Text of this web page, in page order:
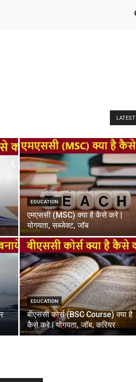
LATEST
EDUCATION
एमएससी (MSC) क्या है कैसे करे |
योगयता, सब्जेक्ट, जॉब
EDUCATION
बीएससी कोर्स (BSC Course) क्या है
कैसे करे | योगयता, जॉब, करियर